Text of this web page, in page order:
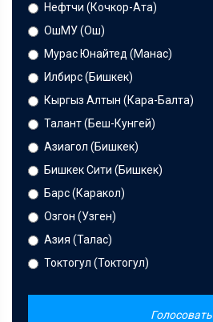
Нефтчи (Кочкор-Ата)
ОшМУ (Ош)
Мурас Юнайтед (Манас)
Илбирс (Бишкек)
Кыргыз Алтын (Кара-Балта)
Талант (Беш-Кунгей)
Азиагол (Бишкек)
Бишкек Сити (Бишкек)
Барс (Каракол)
Озгон (Узген)
Азия (Талас)
Токтогул (Токтогул)
Голосовать